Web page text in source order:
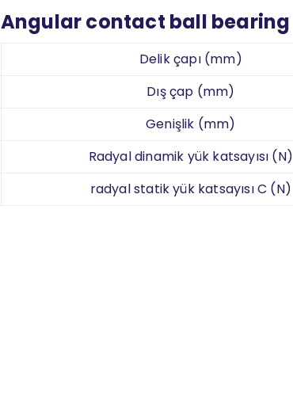
Angular contact ball bearing
Delik çapı (mm)
Dış çap (mm)
Genişlik (mm)
Radyal dinamik yük katsayısı (N)
radyal statik yük katsayısı C (N)